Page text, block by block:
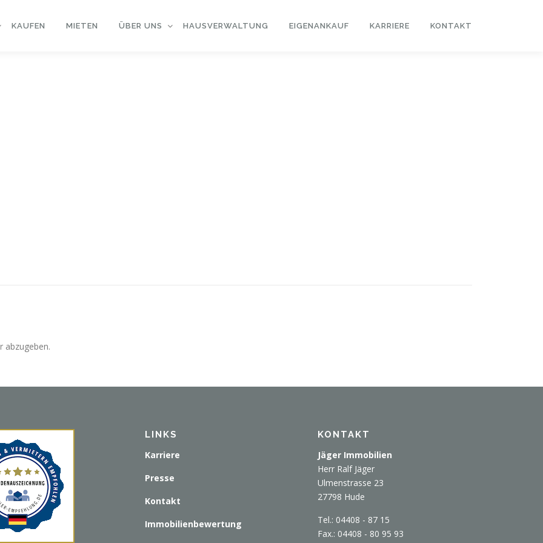
KAUFEN MIETEN ÜBER UNS HAUSVERWALTUNG EIGENANKAUF KARRIERE KONTAKT
abzugeben.
LINKS
Karriere
Presse
Kontakt
Immobilienbewertung
KONTAKT
Jäger Immobilien
Herr Ralf Jäger
Ulmenstrasse 23
27798 Hude
Tel.: 04408 - 87 15
Fax.: 04408 - 80 95 93